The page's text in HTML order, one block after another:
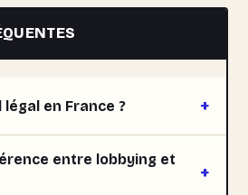
en France ?
entre lobbying et